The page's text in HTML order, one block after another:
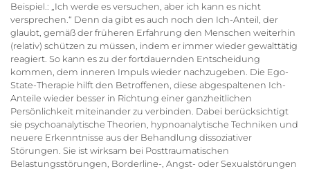
Beispiel.: „Ich werde es versuchen, aber ich kann es nicht
versprechen.“ Denn da gibt es auch noch den Ich-Anteil, der
glaubt, gemäß der früheren Erfahrung den Menschen weiterhin
(relativ) schützen zu müssen, indem er immer wieder gewalttätig
reagiert. So kann es zu der fortdauernden Entscheidung
kommen, dem inneren Impuls wieder nachzugeben. Die Ego-
State-Therapie hilft den Betroffenen, diese abgespaltenen Ich-
Anteile wieder besser in Richtung einer ganzheitlichen
Persönlichkeit miteinander zu verbinden. Dabei berücksichtigt
sie psychoanalytische Theorien, hypnoanalytische Techniken und
neuere Erkenntnisse aus der Behandlung dissoziativer
Störungen. Sie ist wirksam bei Posttraumatischen
Belastungsstörungen, Borderline-, Angst- oder Sexualstörungen